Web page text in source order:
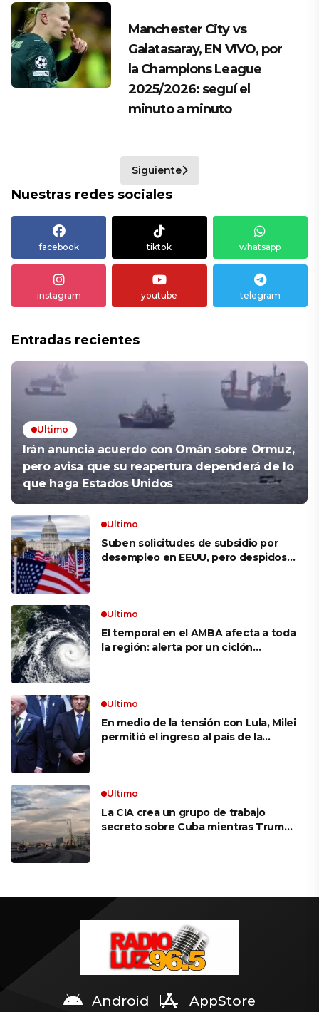
Manchester City vs
Galatasaray, EN VIVO, por
la Champions League
2025/2026: seguí el
minuto a minuto
Siguiente
Nuestras redes sociales
facebook tiktok whatsapp
instagram youtube telegram
Entradas recientes
Ultimo
Irán anuncia acuerdo con Omán sobre Ormuz,
pero avisa que su reapertura dependerá de lo
que haga Estados Unidos
Ultimo
Suben solicitudes de subsidio por
desempleo en EEUU, pero despidos
Ultimo
El temporal en el AMBA afecta a toda
la región: alerta por un ciclón
Ultimo
En medio de la tensión con Lula, Milei
permitió el ingreso al país de la
Ultimo
La CIA crea un grupo de trabajo
secreto sobre Cuba mientras Trump
Android AppStore